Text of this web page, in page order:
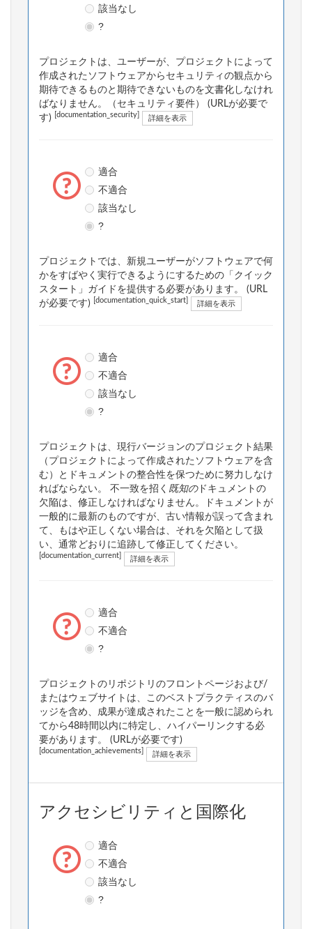
該当なし
?
プロジェクトは、ユーザーが、プロジェクトによって
作成されたソフトウェアからセキュリティの観点から
期待できるものと期待できないものを文書化しなけれ
ばなりません。（セキュリティ要件） (URLが必要で
す)
[documentation_security] 詳細を表示
適合
不適合
該当なし
?
プロジェクトでは、新規ユーザーがソフトウェアで何
かをすばやく実行できるようにするための「クイック
スタート」ガイドを提供する必要があります。 (URL
が必要です)
[documentation_quick_start] 詳細を表示
適合
不適合
該当なし
?
プロジェクトは、現行バージョンのプロジェクト結果
（プロジェクトによって作成されたソフトウェアを含
む）とドキュメントの整合性を保つために努力しなけ
ればならない。 不一致を招く 既知のドキュメントの
欠陥は、修正しなければなりません。ドキュメントが
一般的に最新のものですが、古い情報が誤って含まれ
て、もはや正しくない場合は、それを欠陥として扱
い、通常どおりに追跡して修正してください。
[documentation_current] 詳細を表示
適合
不適合
?
プロジェクトのリポジトリのフロントページおよび/
またはウェブサイトは、このベストプラクティスのバ
ッジを含め、成果が達成されたことを一般に認められ
てから48時間以内に特定し、ハイパーリンクする必
要があります。 (URLが必要です)
[documentation_achievements] 詳細を表示
アクセシビリティと国際化
適合
不適合
該当なし
?